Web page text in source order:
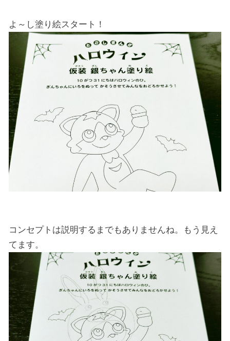
よ～し塗り絵スタート！
コンセプトは説明するまでもありませんね。もう見え
てます。